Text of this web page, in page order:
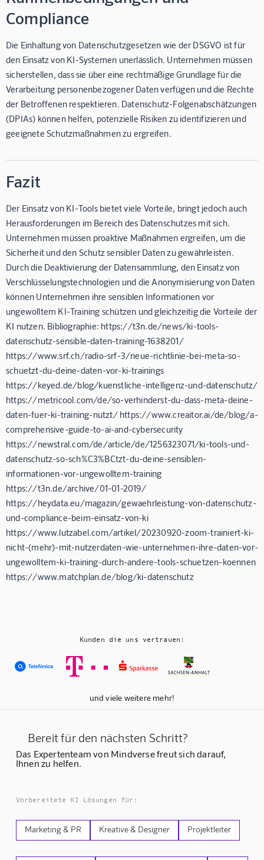
Compliance
Die Einhaltung von Datenschutzgesetzen wie der DSGVO ist für
den Einsatz von KI-Systemen unerlässlich. Unternehmen müssen
sicherstellen, dass sie über eine rechtmäßige Grundlage für die
Verarbeitung personenbezogener Daten verfügen und die Rechte
der Betroffenen respektieren. Datenschutz-Folgenabschätzungen
(DPIAs) können helfen, potenzielle Risiken zu identifizieren und
geeignete Schutzmaßnahmen zu ergreifen.
Fazit
Der Einsatz von KI-Tools bietet viele Vorteile, bringt jedoch auch
Herausforderungen im Bereich des Datenschutzes mit sich.
Unternehmen müssen proaktive Maßnahmen ergreifen, um die
Sicherheit und den Schutz sensibler Daten zu gewährleisten.
Durch die Deaktivierung der Datensammlung, den Einsatz von
Verschlüsselungstechnologien und die Anonymisierung von Daten
können Unternehmen ihre sensiblen Informationen vor
ungewolltem KI-Training schützen und gleichzeitig die Vorteile der
KI nutzen. Bibliographie: https://t3n.de/news/ki-tools-
datenschutz-sensible-daten-training-1638201/
https://www.srf.ch/radio-srf-3/neue-richtlinie-bei-meta-so-
schuetzt-du-deine-daten-vor-ki-trainings
https://keyed.de/blog/kuenstliche-intelligenz-und-datenschutz/
https://metricool.com/de/so-verhinderst-du-dass-meta-deine-
daten-fuer-ki-training-nutzt/ https://www.creaitor.ai/de/blog/a-
comprehensive-guide-to-ai-and-cybersecurity
https://newstral.com/de/article/de/1256323071/ki-tools-und-
datenschutz-so-sch%C3%BCtzt-du-deine-sensiblen-
informationen-vor-ungewolltem-training
https://t3n.de/archive/01-01-2019/
https://heydata.eu/magazin/gewaehrleistung-von-datenschutz-
und-compliance-beim-einsatz-von-ki
https://www.lutzabel.com/artikel/20230920-zoom-trainiert-ki-
nicht-(mehr)-mit-nutzerdaten-wie-unternehmen-ihre-daten-vor-
ungewolltem-ki-training-durch-andere-tools-schuetzen-koennen
https://www.matchplan.de/blog/ki-datenschutz
Kunden die uns vertrauen:
und viele weitere mehr!
Bereit für den nächsten Schritt?
Das Expertenteam von Mindverse freut sich darauf,
Ihnen zu helfen.
Vorbereitete KI Lösungen für:
Marketing & PR Kreative & Designer Projektleiter